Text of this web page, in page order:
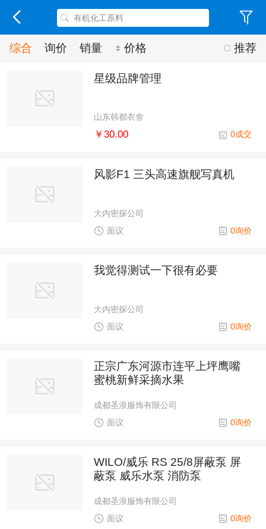
推荐
综合 询价 销量 价格
星级品牌管理
山东韩都衣舍
0成交
￥30.00
风影F1 三头高速旗舰写真机
大内密探公司
0询价
面议
我觉得测试一下很有必要
大内密探公司
0询价
面议
正宗广东河源市连平上坪鹰嘴
蜜桃新鲜采摘水果
成都圣浪服饰有限公司
0询价
面议
WILO/威乐 RS 25/8屏蔽泵 屏
蔽泵 威乐水泵 消防泵
成都圣浪服饰有限公司
0询价
面议